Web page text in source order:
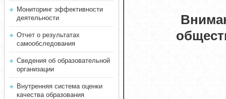
Мониторинг эффективности
деятельности
Отчет о результатах
самообследования
Сведения об образовательной
организации
Внутренняя система оценки
качества образования